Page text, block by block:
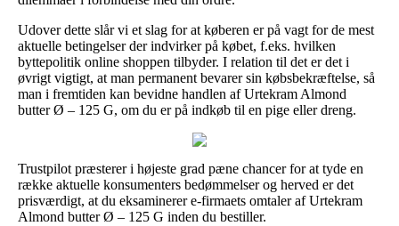
Udover dette slår vi et slag for at køberen er på vagt for de mest
aktuelle betingelser der indvirker på købet, f.eks. hvilken
byttepolitik online shoppen tilbyder. I relation til det er det i
øvrigt vigtigt, at man permanent bevarer sin købsbekræftelse, så
man i fremtiden kan bevidne handlen af Urtekram Almond
butter Ø – 125 G, om du er på indkøb til en pige eller dreng.
Trustpilot præsterer i højeste grad pæne chancer for at tyde en
række aktuelle konsumenters bedømmelser og herved er det
prisværdigt, at du eksaminerer e-firmaets omtaler af Urtekram
Almond butter Ø – 125 G inden du bestiller.